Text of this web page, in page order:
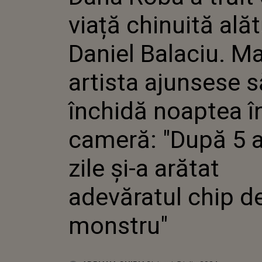
SE
ÎN
ANI DE
CHIP
viață chinuită
Daniel Balaciu.
artista ajunsese
închidă noaptea
cameră: "După 5
zile și-a arătat
adevăratul chip
monstru"